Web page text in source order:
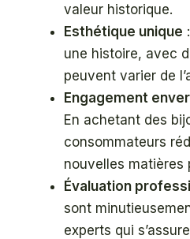
valeur historique.
Esthétique unique
une histoire, avec
peuvent varier de
Engagement
En achetant des
consommateurs
nouvelles matières
Évaluation
sont
experts qui